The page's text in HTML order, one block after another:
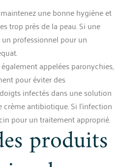
une bonne hygiène et
trop près de la peau. Si une
professionnel pour un
appelées paronychies,
pour éviter des
infectés dans une solution
antibiotique. Si l’infection
pour un traitement approprié.
produits